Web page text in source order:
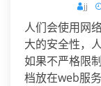
jj
人们会使用网
大的安全性，
如果不严格限
档放在web服